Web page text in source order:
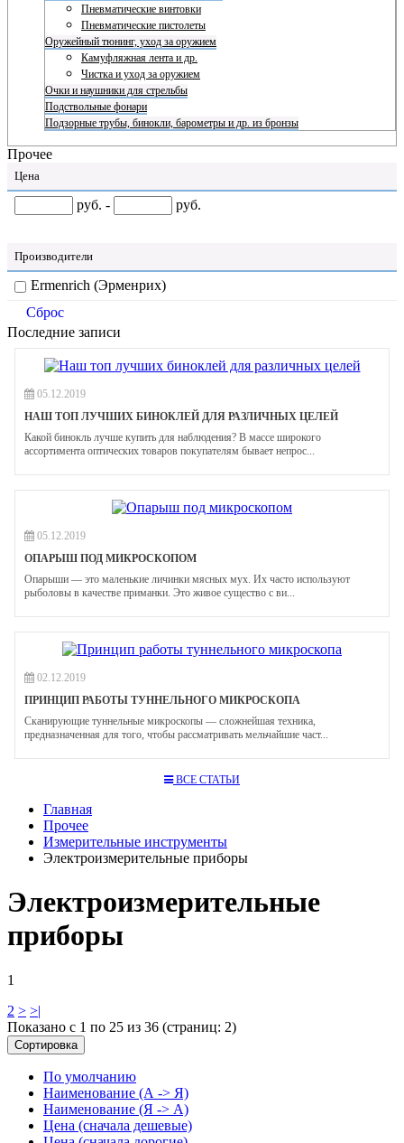
Пневматические винтовки
Пневматические пистолеты
Оружейный тюнинг, уход за оружием
Камуфляжная лента и др.
Чистка и уход за оружием
Очки и наушники для стрельбы
Подствольные фонари
Подзорные трубы, бинокли, барометры и др. из бронзы
Прочее
Цена
руб. - руб.
Производители
Ermenrich (Эрменрих)
Сброс
Последние записи
05.12.2019
НАШ ТОП ЛУЧШИХ БИНОКЛЕЙ ДЛЯ РАЗЛИЧНЫХ ЦЕЛЕЙ
Какой бинокль лучше купить для наблюдения? В массе широкого
ассортимента оптических товаров покупателям бывает непрос...
05.12.2019
ОПАРЫШ ПОД МИКРОСКОПОМ
Опарыши — это маленькие личинки мясных мух. Их часто используют
рыболовы в качестве приманки. Это живое существо с ви...
02.12.2019
ПРИНЦИП РАБОТЫ ТУННЕЛЬНОГО МИКРОСКОПА
Сканирующие туннельные микроскопы — сложнейшая техника,
предназначенная для того, чтобы рассматривать мельчайшие част...
ВСЕ СТАТЬИ
Главная
Прочее
Измерительные инструменты
Электроизмерительные приборы
Электроизмерительные
приборы
1
2 > >|
Показано с 1 по 25 из 36 (страниц: 2)
Сортировка
По умолчанию
Наименование (А -> Я)
Наименование (Я -> А)
Цена (сначала дешевые)